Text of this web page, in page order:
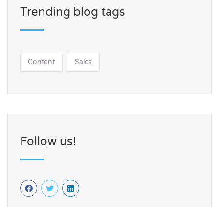
Trending blog tags
Content Sales
Follow us!